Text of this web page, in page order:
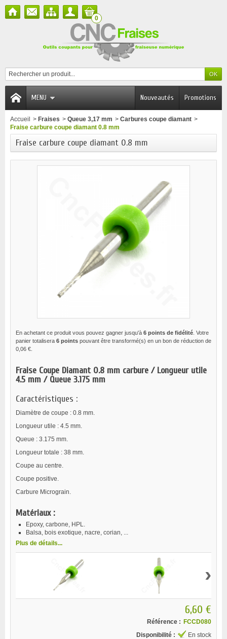
0
MENU Promotions
Nouveautés
Accueil > Fraises > Queue 3,17 mm > Carbures coupe diamant >
Fraise carbure coupe diamant 0.8 mm
Fraise carbure coupe diamant 0.8 mm
En achetant ce produit vous pouvez gagner jusqu'à 6 points de fidélité . Votre
panier totalisera 6 points pouvant être transformé(s) en un bon de réduction de
0,06 €
Fraise Coupe Diamant 0.8 mm carbure / Longueur utile
4.5 mm / Queue 3.175 mm
Caractéristiques :
Diamètre de coupe : 0.8 mm.
Longueur utile : 4.5 mm.
Queue : 3.175 mm.
Longueur totale : 38 mm.
Coupe au centre.
Coupe positive.
Carbure Micrograin.
Matériaux :
Epoxy, carbone, HPL.
Balsa, bois exotique, nacre, corian, ...
Plus de détails...
›
6,60 €
Référence : FCCD080
Disponibilité :
En stock